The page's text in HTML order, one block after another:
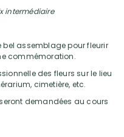
intermédiaire
bel assemblage pour fleurir
commémoration.
des fleurs sur le lieu
cimetière, etc.
demandées au cours